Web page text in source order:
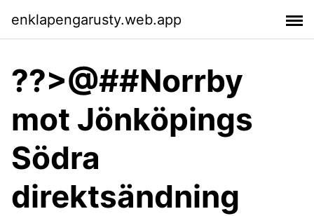
enklapengarusty.web.app
??>@##Norrby
mot Jönköpings
Södra
direktsändning